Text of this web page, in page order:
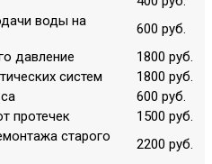
воды на
600 руб.
давление
1800 руб.
систем
1800 руб.
600 руб.
протечек
1500 руб.
старого
2200 руб.